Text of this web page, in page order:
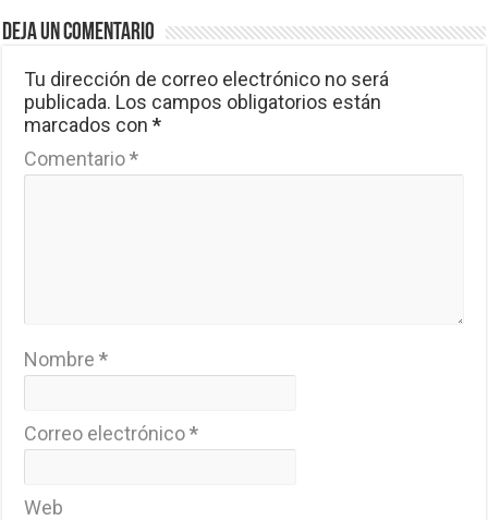
Deja un comentario
Tu dirección de correo electrónico no será
publicada. Los campos obligatorios están
marcados con*
Comentario*
Nombre*
Correo electrónico*
Web